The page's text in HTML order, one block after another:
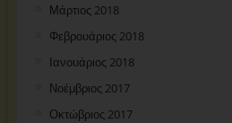
Μάρτιος 2018
Φεβρουάριος 2018
Ιανουάριος 2018
Νοέμβριος 2017
Οκτώβριος 2017